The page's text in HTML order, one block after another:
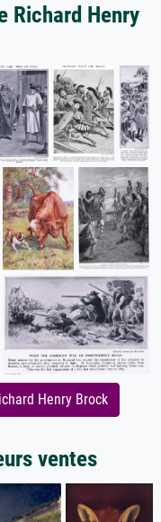
Richard Henry
Henry Brock
ventes